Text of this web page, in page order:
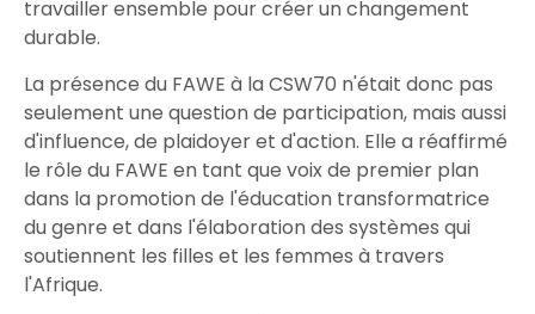
travailler ensemble pour créer un changement
durable.
La présence du FAWE à la CSW70 n'était donc pas
seulement une question de participation, mais aussi
d'influence, de plaidoyer et d'action. Elle a réaffirmé
le rôle du FAWE en tant que voix de premier plan
dans la promotion de l'éducation transformatrice
du genre et dans l'élaboration des systèmes qui
soutiennent les filles et les femmes à travers
l'Afrique.